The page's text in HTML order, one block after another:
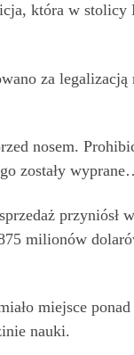
która w stolicy
za
nosem.
zostały
milionów
miejsce
nauki.